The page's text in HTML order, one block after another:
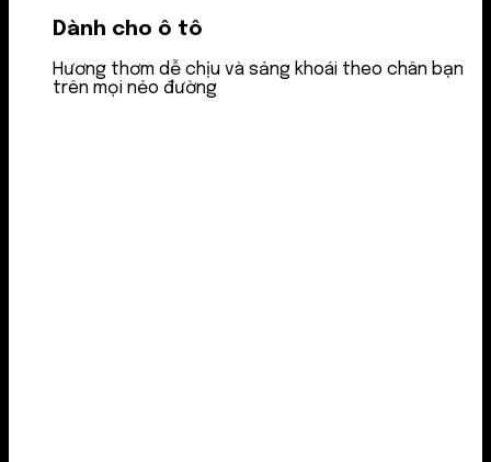
Dành cho ô tô
Hương thơm dễ chịu và sảng khoái theo chân bạn
trên mọi nẻo đường